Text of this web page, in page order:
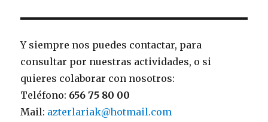
Y siempre nos puedes contactar, para
consultar por nuestras actividades, o si
quieres colaborar con nosotros:
Teléfono: 656 75 80 00
Mail: azterlariak@hotmail.com